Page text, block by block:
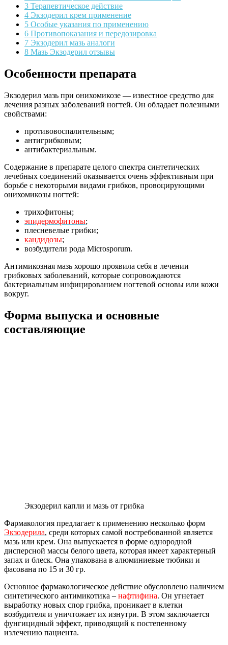
3 Терапевтическое действие
4 Экзодерил крем применение
5 Особые указания по применению
6 Противопоказания и передозировка
7 Экзодерил мазь аналоги
8 Мазь Экзодерил отзывы
Особенности препарата
Экзодерил мазь при онихомикозе — известное средство для
лечения разных заболеваний ногтей. Он обладает полезными
свойствами:
противовоспалительным;
антигрибковым;
антибактериальным.
Содержание в препарате целого спектра синтетических
лечебных соединений оказывается очень эффективным при
борьбе с некоторыми видами грибков, провоцирующими
онихомикозы ногтей:
трихофитоны;
эпидермофитоны;
плесневелые грибки;
кандидозы;
возбудители рода Microsporum.
Антимикозная мазь хорошо проявила себя в лечении
грибковых заболеваний, которые сопровождаются
бактериальным инфицированием ногтевой основы или кожи
вокруг.
Форма выпуска и основные
составляющие
Экзодерил капли и мазь от грибка
Фармакология предлагает к применению несколько форм
Экзодерила, среди которых самой востребованной является
мазь или крем. Она выпускается в форме однородной
дисперсной массы белого цвета, которая имеет характерный
запах и блеск. Она упакована в алюминиевые тюбики и
фасована по 15 и 30 гр.
Основное фармакологическое действие обусловлено наличием
синтетического антимикотика – нафтифина. Он угнетает
выработку новых спор грибка, проникает в клетки
возбудителя и уничтожает их изнутри. В этом заключается
фунгицидный эффект, приводящий к постепенному
излечению пациента.